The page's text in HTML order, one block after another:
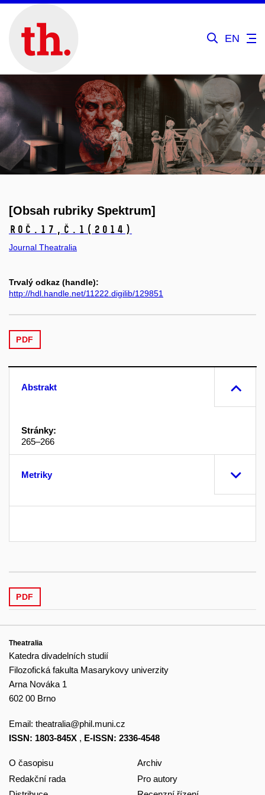
EN
[Obsah rubriky Spektrum]
Roč.17, č.1 (2014)
Journal Theatralia
Trvalý odkaz (handle):
http://hdl.handle.net/11222.digilib/129851
PDF
Abstrakt
Stránky:
265–266
Metriky
PDF
Theatralia
Katedra divadelních studií
Filozofická fakulta Masarykovy univerzity
Arna Nováka 1
602 00 Brno
Email: theatralia@phil.muni.cz
ISSN: 1803-845X , E-ISSN: 2336-4548
O časopisu
Redakční rada
Archiv
Pro autory